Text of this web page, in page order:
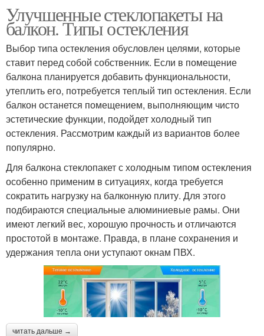
Улучшенные стеклопакеты на
балкон. Типы остекления
Выбор типа остекления обусловлен целями, которые
ставит перед собой собственник. Если в помещение
балкона планируется добавить функциональности,
утеплить его, потребуется теплый тип остекления. Если
балкон останется помещением, выполняющим чисто
эстетические функции, подойдет холодный тип
остекления. Рассмотрим каждый из вариантов более
популярно.
Для балкона стеклопакет с холодным типом остекления
особенно применим в ситуациях, когда требуется
сократить нагрузку на балконную плиту. Для этого
подбираются специальные алюминиевые рамы. Они
имеют легкий вес, хорошую прочность и отличаются
простотой в монтаже. Правда, в плане сохранения и
удержания тепла они уступают окнам ПВХ.
читать дальше →